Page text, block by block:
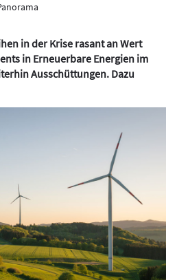
in der Krise rasant an Wert
in Erneuerbare Energien im
Ausschüttungen. Dazu